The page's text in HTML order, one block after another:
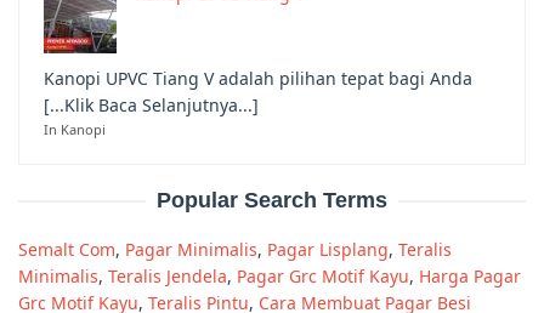
Kanopi UPVC Tiang V adalah pilihan tepat bagi Anda
[...Klik Baca Selanjutnya...]
In Kanopi
Popular Search Terms
Semalt Com, Pagar Minimalis, Pagar Lisplang, Teralis
Minimalis, Teralis Jendela, Pagar Grc Motif Kayu, Harga Pagar
Grc Motif Kayu, Teralis Pintu, Cara Membuat Pagar Besi